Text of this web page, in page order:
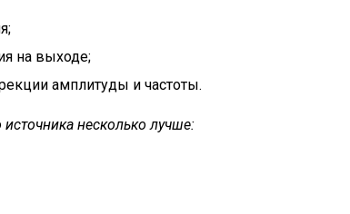
на выходе;
амплитуды и частоты.
несколько лучше: